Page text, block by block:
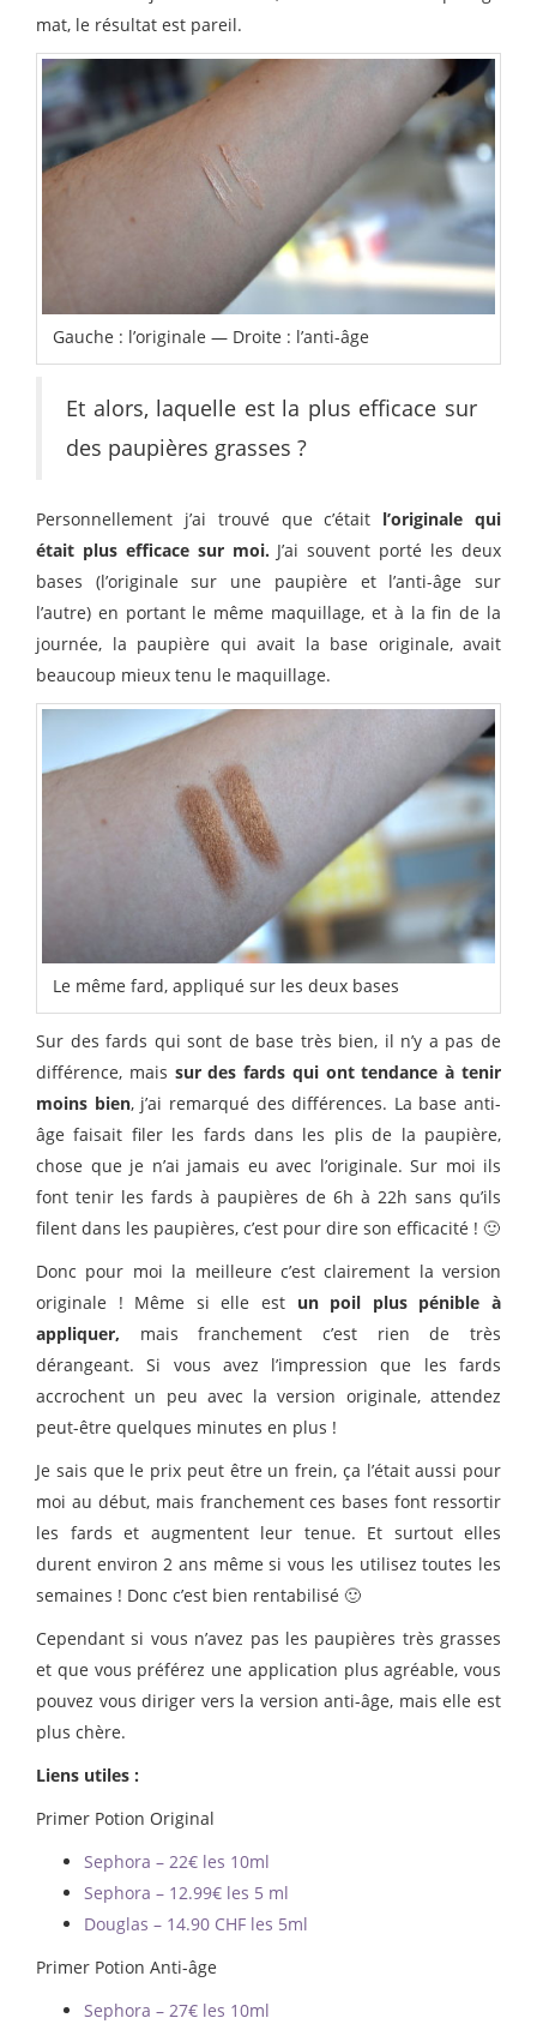
mat, le résultat est pareil.
Gauche : l’originale — Droite : l’anti-âge
Et alors, laquelle est la plus efficace sur
des paupières grasses ?
Personnellement j’ai trouvé que c’était l’originale qui
était plus efficace sur moi. J’ai souvent porté les deux
bases (l’originale sur une paupière et l’anti-âge sur
l’autre) en portant le même maquillage, et à la fin de la
journée, la paupière qui avait la base originale, avait
beaucoup mieux tenu le maquillage.
Le même fard, appliqué sur les deux bases
Sur des fards qui sont de base très bien, il n’y a pas de
différence, mais sur des fards qui ont tendance à tenir
moins bien, j’ai remarqué des différences. La base anti-
âge faisait filer les fards dans les plis de la paupière,
chose que je n’ai jamais eu avec l’originale. Sur moi ils
font tenir les fards à paupières de 6h à 22h sans qu’ils
filent dans les paupières, c’est pour dire son efficacité ! 🙂
Donc pour moi la meilleure c’est clairement la version
originale ! Même si elle est un poil plus pénible à
appliquer, mais franchement c’est rien de très
dérangeant. Si vous avez l’impression que les fards
accrochent un peu avec la version originale, attendez
peut-être quelques minutes en plus !
Je sais que le prix peut être un frein, ça l’était aussi pour
moi au début, mais franchement ces bases font ressortir
les fards et augmentent leur tenue. Et surtout elles
durent environ 2 ans même si vous les utilisez toutes les
semaines ! Donc c’est bien rentabilisé 🙂
Cependant si vous n’avez pas les paupières très grasses
et que vous préférez une application plus agréable, vous
pouvez vous diriger vers la version anti-âge, mais elle est
plus chère.
Liens utiles :
Primer Potion Original
Sephora – 22€ les 10ml
Sephora – 12.99€ les 5 ml
Douglas – 14.90 CHF les 5ml
Primer Potion Anti-âge
Sephora – 27€ les 10ml